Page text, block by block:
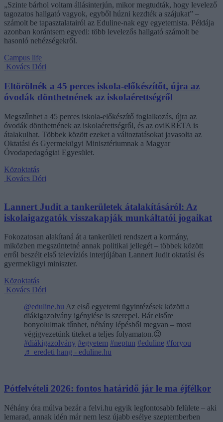
„Szinte bárhol voltam állásinterjún, mikor megtudták, hogy levelező
tagozatos hallgató vagyok, egyből húzni kezdték a szájukat” –
számolt be tapasztalatairól az Eduline-nak egy egyetemista. Példája
azonban korántsem egyedi: több levelezős hallgató számolt be
hasonló nehézségekről.
Campus life
Kovács Dóri
Eltörölnék a 45 perces iskola-előkészítőt, újra az
óvodák dönthetnének az iskolaérettségről
Megszűnhet a 45 perces iskola-előkészítő foglalkozás, újra az
óvodák dönthetnének az iskolaérettségről, és az oviKRÉTA is
átalakulhat. Többek között ezeket a változtatásokat javasolta az
Oktatási és Gyermekügyi Minisztériumnak a Magyar
Óvodapedagógiai Egyesület.
Közoktatás
Kovács Dóri
Lannert Judit a tankerületek átalakításáról: Az
iskolaigazgatók visszakapják munkáltatói jogaikat
Fokozatosan alakítaná át a tankerületi rendszert a kormány,
miközben megszüntetné annak politikai jellegét – többek között
erről beszélt első televíziós interjújában Lannert Judit oktatási és
gyermekügyi miniszter.
Közoktatás
Kovács Dóri
@eduline.hu Az első egyetemi ügyintézések között a
diákigazolvány igénylése is szerepel. Bár elsőre
bonyolultnak tűnhet, néhány lépésből megvan – most
végigvezetünk titeket a teljes folyamaton.😉
#diákigazolvány #egyetem #neptun #eduline #foryou
♬ eredeti hang - eduline.hu
Pótfelvételi 2026: fontos határidő jár le ma éjfélkor
Néhány óra múlva bezár a felvi.hu egyik legfontosabb felülete – aki
lemarad, annak idén már nem lesz újabb esélye szeptemberben